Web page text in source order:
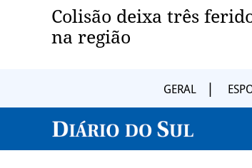
Colisão deixa três
na região
GERAL